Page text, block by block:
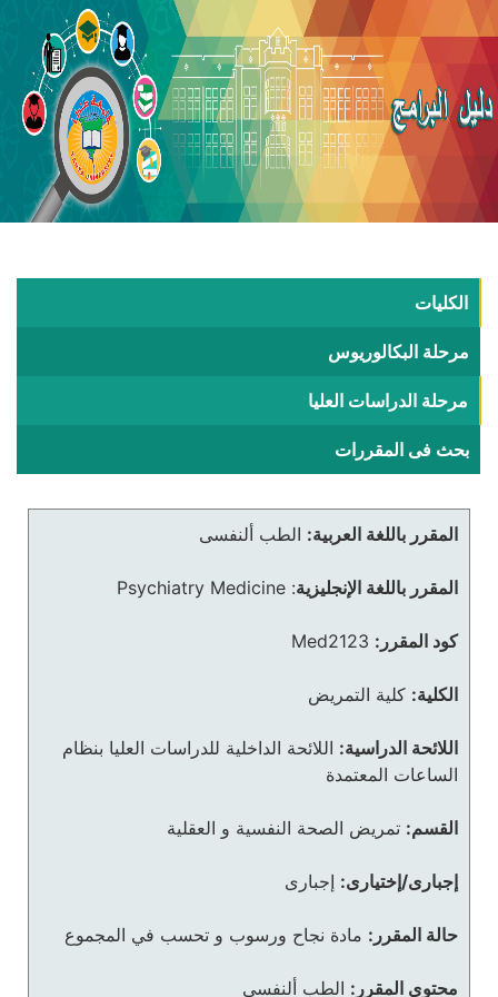
الكليات
مرحلة البكالوريوس
مرحلة الدراسات العليا
بحث فى المقررات
المقرر باللغة العربية: الطب ألنفسى
المقرر باللغة الإنجليزية:
Psychiatry Medicine
كود المقرر: Med2123
الكلية: كلية التمريض
اللائحة الدراسية: اللائحة الداخلية للدراسات العليا بنظام
الساعات المعتمدة
القسم: تمريض الصحة النفسية و العقلية
إجبارى/إختيارى: إجبارى
حالة المقرر: مادة نجاح ورسوب و تحسب في المجموع
محتوى المقرر: الطب ألنفسى